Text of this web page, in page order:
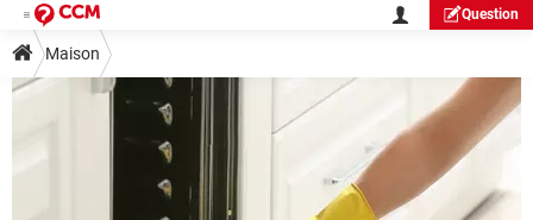
Question
Maison